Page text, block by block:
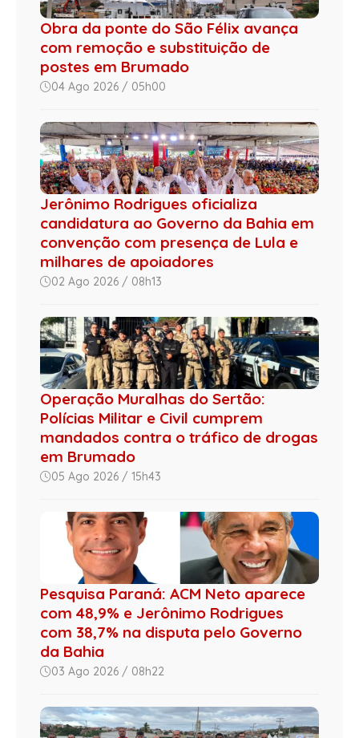
Obra da ponte do São Félix avança
com remoção e substituição de
postes em Brumado
04 Ago 2026 / 05h00
Jerônimo Rodrigues oficializa
candidatura ao Governo da Bahia em
convenção com presença de Lula e
milhares de apoiadores
02 Ago 2026 / 08h13
Operação Muralhas do Sertão:
Polícias Militar e Civil cumprem
mandados contra o tráfico de drogas
em Brumado
05 Ago 2026 / 15h43
Pesquisa Paraná: ACM Neto aparece
com 48,9% e Jerônimo Rodrigues
com 38,7% na disputa pelo Governo
da Bahia
03 Ago 2026 / 08h22